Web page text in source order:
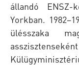
állandó
Yorkban.
ülésszaka